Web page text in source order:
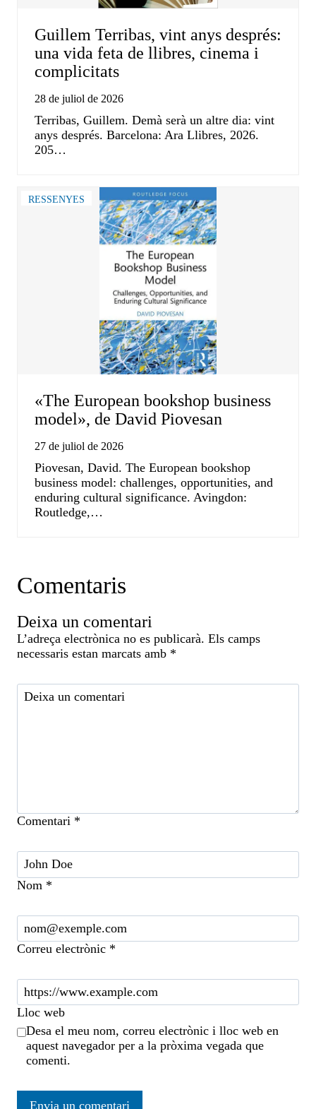
Guillem Terribas, vint anys després:
una vida feta de llibres, cinema i
complicitats
28 de juliol de 2026
Terribas, Guillem. Demà serà un altre dia: vint
anys després. Barcelona: Ara Llibres, 2026.
205…
RESSENYES
«The European bookshop business
model», de David Piovesan
27 de juliol de 2026
Piovesan, David. The European bookshop
business model: challenges, opportunities, and
enduring cultural significance. Avingdon:
Routledge,…
Comentaris
Deixa un comentari
L’adreça electrònica no es publicarà. Els camps
necessaris estan marcats amb *
Comentari *
Nom *
Correu electrònic *
Lloc web
Desa el meu nom, correu electrònic i lloc web en
aquest navegador per a la pròxima vegada que
comenti.